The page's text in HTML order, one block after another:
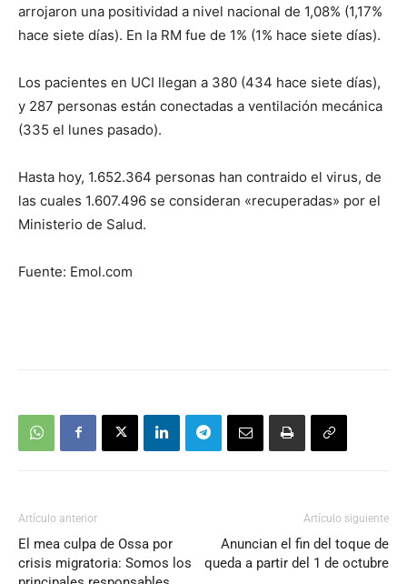
arrojaron una positividad a nivel nacional de 1,08% (1,17%
hace siete días). En la RM fue de 1% (1% hace siete días).
Los pacientes en UCI llegan a 380 (434 hace siete días),
y 287 personas están conectadas a ventilación mecánica
(335 el lunes pasado).
Hasta hoy, 1.652.364 personas han contraido el virus, de
las cuales 1.607.496 se consideran «recuperadas» por el
Ministerio de Salud.
Fuente: Emol.com
Artículo anterior
El mea culpa de Ossa por
crisis migratoria: Somos los
Artículo siguiente
Anuncian el fin del toque de
queda a partir del 1 de octubre